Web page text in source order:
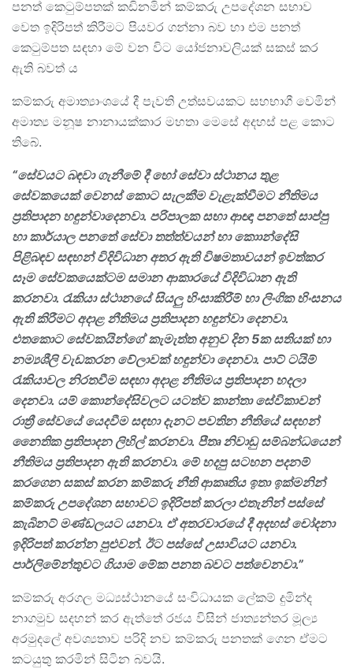
පනත් කෙටුම්පතක් කඩිනමින් කම්කරු උපදේශන සභාව
වෙත ඉදිරිපත් කිරීමට පියවර ගන්නා බව හා එම පනත්
කෙටුම්පත සඳහා මේ වන විට යෝජනාවලියක් සකස් කර
ඇති බවත් ය
කම්කරු අමාත්‍යාංශයේ දී පැවති උත්සවයකට සහභාගී වෙමින්
අමාත්‍ය මනූෂ නානායක්කාර මහතා මෙසේ අදහස් පළ කොට
තිබේ.
“සේවයට බඳවා ගැනීමේ දී හෝ සේවා ස්ථානය තුළ
සේවකයෙක් වෙනස් කොට සැලකීම වැළැක්වීමට නීතිමය
ප්‍රතිපාදන හඳුන්වාදෙනවා. පරිපාලක සභා ආඥා පනතේ සාප්පු
හා කාර්යාල පනතේ සේවා තත්ත්වයන් හා කොාන්දේසි
පිළිබඳව සඳහන් විදිවිධාන අතර ඇති විෂමතාවයන් ඉවත්කර
සෑම සේවකයෙක්ටම සමාන ආකාරයේ විදිවිධාන ඇති
කරනවා. රැකියා ස්ථානයේ සියලු හිංසාකිරීම් හා ලිංගික හිංසනය
ඇති කිරීමට අදාළ නීතිමය ප්‍රතිපාදන හඳුන්වා දෙනවා.
එතකොට සේවකයින්ගේ කැමැත්ත අනුව දින5ක සතියක් හා
නම්‍යශීලි වැඩකරන වේලාවක් හඳුන්වා දෙනවා. පාට් ටයිම්
රැකියාවල නිරතවීම සඳහා අදාළ නීතිමය ප්‍රතිපාදන හදලා
දෙනවා. යම් කොන්දේසිවලට යටත්ව කාන්තා සේවිකාවන්
රාත්‍රී සේවයේ යෙදවීම සඳහා දැනට පවතින නීතියේ සඳහන්
නෛතික ප්‍රතිපාදන ලිහිල් කරනවා. පීතෘ නිවාඩු සම්බන්ධයෙන්
නීතිමය ප්‍රතිපාදන ඇති කරනවා. මේ හදපු සටහන පදනම්
කරගෙන සකස් කරන කම්කරු නීති ආකෘතිය ඉතා ඉක්මනින්
කම්කරු උපදේශන සභාවට ඉදිරිපත් කරලා එතැනින් පස්සේ
කැබිනට් මණ්ඩලයට යනවා. ඒ අතරවාරයේ දී අදහස් චෝදනා
ඉදිරිපත් කරන්න පුළුවන්. ඊට පස්සේ උසාවියට යනවා.
පාර්ලිමේන්තුවට ගියාම මේක පනත බවට පත්වෙනවා.”
කම්කරු අරගල මධ්‍යස්ථානයේ සංවිධායක ලේකම් දුමින්ද
නාගමුව සදහන් කර ඇත්තේ රජය විසින් ජාත්‍යන්තර මූල්‍ය
අරමුදලේ අවශ්‍යතාව පරිදි නව කම්කරු පනතක් ගෙන ඒමට
කටයුතු කරමින් සිටින බවයි.